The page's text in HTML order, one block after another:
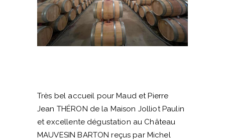
Très bel accueil pour Maud et Pierre
Jean THÉRON de la Maison Jolliot Paulin
et excellente dégustation au Château
MAUVESIN BARTON reçus par Michel